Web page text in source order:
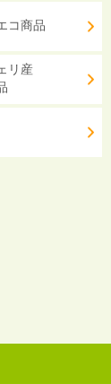
コ商品
リ産